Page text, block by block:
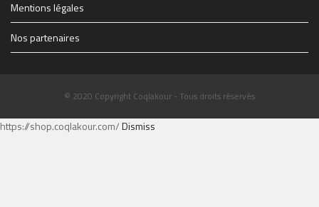
Mentions légales
Nos partenaires
© 2020 Copyright Coqlakour - Tous droits réservés
https://shop.coqlakour.com/Dismiss